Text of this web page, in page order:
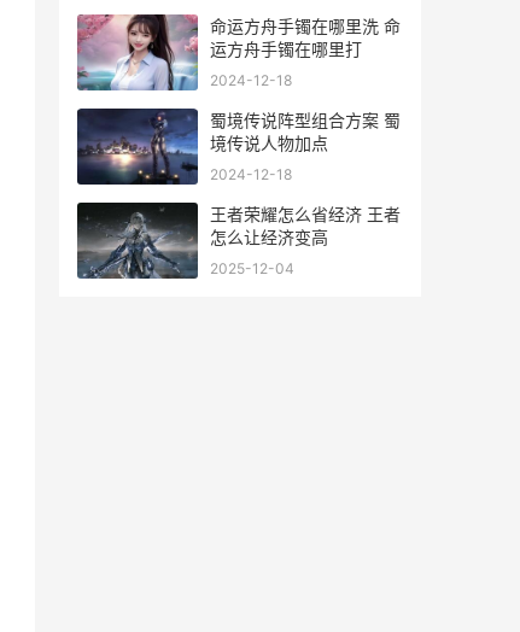
命运方舟手镯在哪里洗 命
运方舟手镯在哪里打
2024-12-18
蜀境传说阵型组合方案 蜀
境传说人物加点
2024-12-18
王者荣耀怎么省经济 王者
怎么让经济变高
2025-12-04